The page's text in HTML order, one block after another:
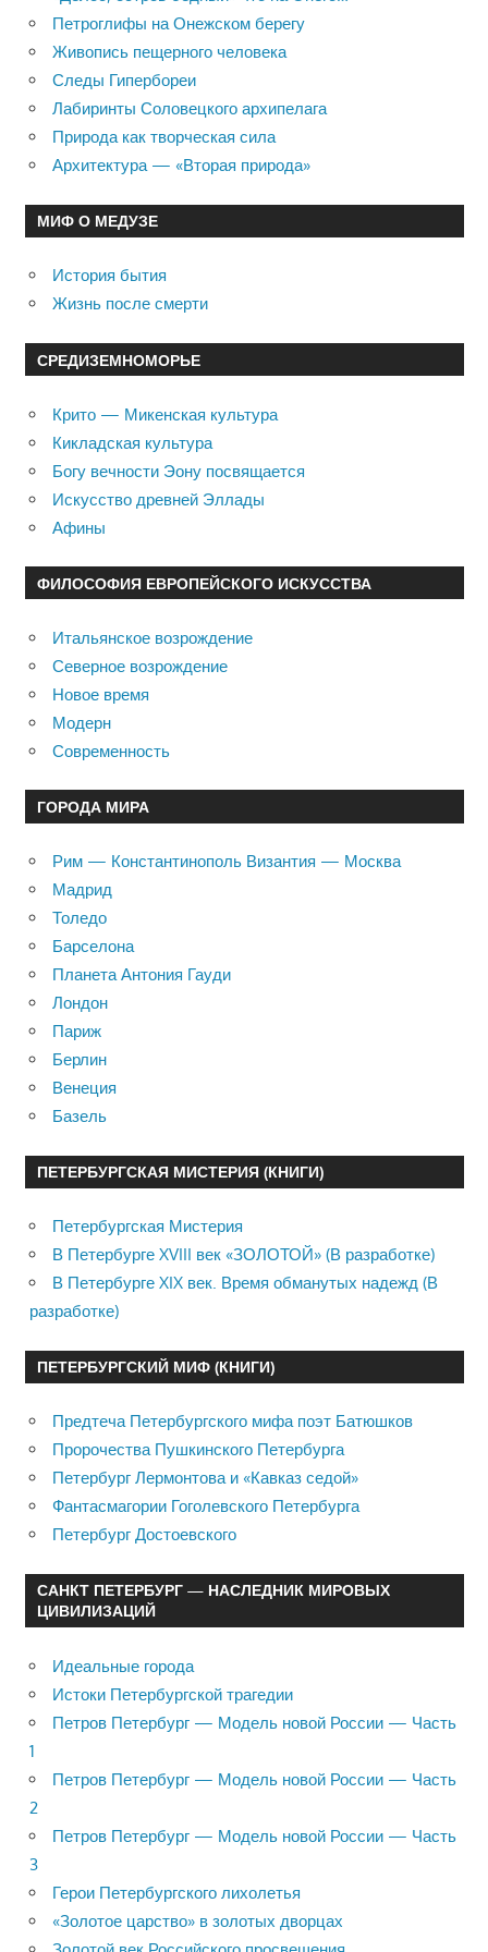
Петроглифы на Онежском берегу
Живопись пещерного человека
Следы Гипербореи
Лабиринты Соловецкого архипелага
Природа как творческая сила
Архитектура — «Вторая природа»
МИФ О МЕДУЗЕ
История бытия
Жизнь после смерти
СРЕДИЗЕМНОМОРЬЕ
Крито — Микенская культура
Кикладская культура
Богу вечности Эону посвящается
Искусство древней Эллады
Афины
ФИЛОСОФИЯ ЕВРОПЕЙСКОГО ИСКУССТВА
Итальянское возрождение
Северное возрождение
Новое время
Модерн
Современность
ГОРОДА МИРА
Рим — Константинополь Византия — Москва
Мадрид
Толедо
Барселона
Планета Антония Гауди
Лондон
Париж
Берлин
Венеция
Базель
ПЕТЕРБУРГСКАЯ МИСТЕРИЯ (КНИГИ)
Петербургская Мистерия
В Петербурге XVIII век «ЗОЛОТОЙ» (В разработке)
В Петербурге XIX век. Время обманутых надежд (В
разработке)
ПЕТЕРБУРГСКИЙ МИФ (КНИГИ)
Предтеча Петербургского мифа поэт Батюшков
Пророчества Пушкинского Петербурга
Петербург Лермонтова и «Кавказ седой»
Фантасмагории Гоголевского Петербурга
Петербург Достоевского
САНКТ ПЕТЕРБУРГ — НАСЛЕДНИК МИРОВЫХ
ЦИВИЛИЗАЦИЙ
Идеальные города
Истоки Петербургской трагедии
Петров Петербург — Модель новой России — Часть
1
Петров Петербург — Модель новой России — Часть
2
Петров Петербург — Модель новой России — Часть
3
Герои Петербургского лихолетья
«Золотое царство» в золотых дворцах